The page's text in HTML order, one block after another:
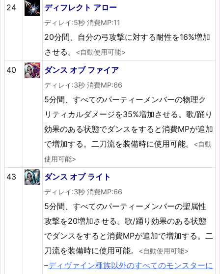
24 ディフレクト アロー
ディレイ:5秒 消費MP:11
20分間、自分の弓攻撃に対する耐性を16%増加
させる。
<自動使用可能>
40 ダンス オブ ファイア
ディレイ:3秒 消費MP:66
5分間、すべてのパーティーメンバーの物理ク
リティカルダメージを35%増加させる。歌/踊り
効果のある状態でダンスをすると消費MPが追加
で増加する。二刀流を装備時に使用可能。
<自動
使用可能>
43 ダンス オブ ライト
ディレイ:3秒 消費MP:66
5分間、すべてのパーティーメンバーの聖属性
攻撃を20増加させる。歌/踊り効果のある状態
でダンスをすると消費MPが追加で増加する。二
刀流を装備時に使用可能。
<自動使用可能>
–ディヴァイン種族以外のすべてのモンスターに